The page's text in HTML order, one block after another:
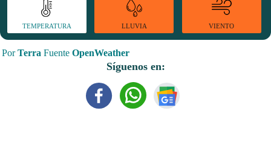
TEMPERATURA LLUVIA VIENTO
PorTerra Fuente OpenWeather
Síguenos en: